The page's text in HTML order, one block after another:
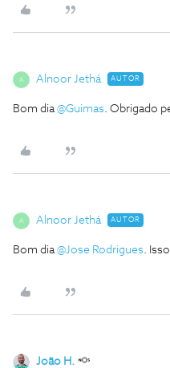
A Alnoor Jethá AUTOR
Bom dia@Guimas. Obrigado
A Alnoor Jethá AUTOR
Bom dia@Jose Rodrigues.
João H.